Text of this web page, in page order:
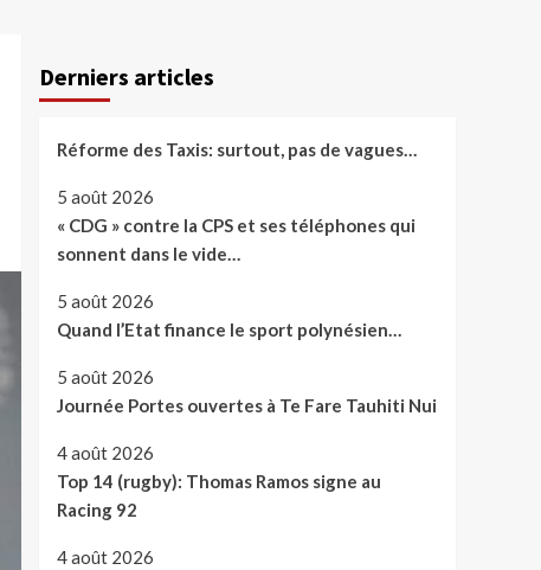
Derniers articles
Réforme des Taxis: surtout, pas de vagues…
5 août 2026
« CDG » contre la CPS et ses téléphones qui
sonnent dans le vide…
5 août 2026
Quand l’Etat finance le sport polynésien…
5 août 2026
Journée Portes ouvertes à Te Fare Tauhiti Nui
4 août 2026
Top 14 (rugby): Thomas Ramos signe au
Racing 92
4 août 2026